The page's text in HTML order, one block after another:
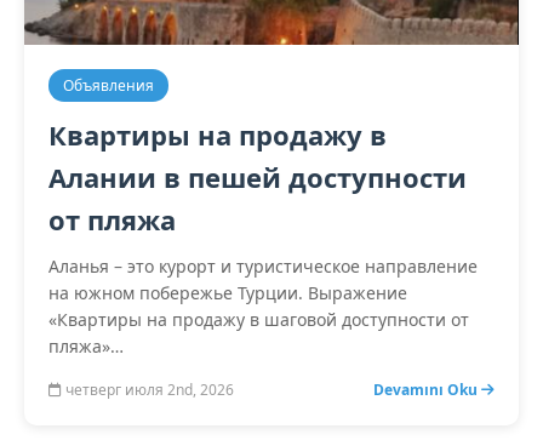
Объявления
Квартиры на продажу в
Алании в пешей доступности
от пляжа
Аланья – это курорт и туристическое направление
на южном побережье Турции. Выражение
«Квартиры на продажу в шаговой доступности от
пляжа»…
четверг июля 2nd, 2026 Devamını Oku